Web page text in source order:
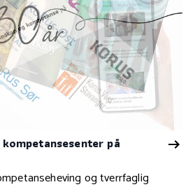
på
og tverrfaglig